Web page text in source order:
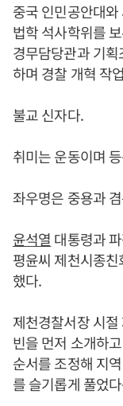
중국 인민공안대
법학 석사학위를
경무담당관과 기
하며 경찰 개혁 작
불교 신자다.
취미는 운동이며
좌우명은 중용과
윤석열 대통령과
평윤씨 제천시종
했다.
제천경찰서장 시
빈을 먼저 소개하
순서를 조정해 지
를 슬기롭게 풀었